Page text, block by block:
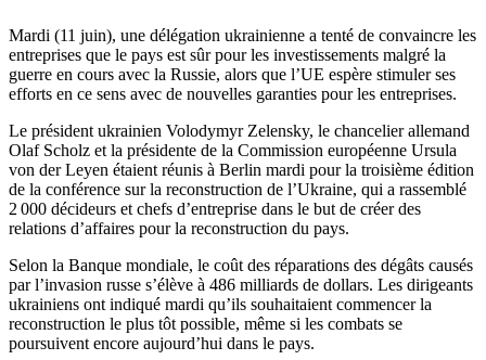
Mardi (11 juin), une délégation ukrainienne a tenté de convaincre les
entreprises que le pays est sûr pour les investissements malgré la
guerre en cours avec la Russie, alors que l’UE espère stimuler ses
efforts en ce sens avec de nouvelles garanties pour les entreprises.
Le président ukrainien Volodymyr Zelensky, le chancelier allemand
Olaf Scholz et la présidente de la Commission européenne Ursula
von der Leyen étaient réunis à Berlin mardi pour la troisième édition
de la conférence sur la reconstruction de l’Ukraine, qui a rassemblé
2 000 décideurs et chefs d’entreprise dans le but de créer des
relations d’affaires pour la reconstruction du pays.
Selon la Banque mondiale, le coût des réparations des dégâts causés
par l’invasion russe s’élève à 486 milliards de dollars. Les dirigeants
ukrainiens ont indiqué mardi qu’ils souhaitaient commencer la
reconstruction le plus tôt possible, même si les combats se
poursuivent encore aujourd’hui dans le pays.